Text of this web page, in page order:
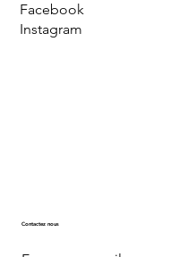
Facebook
Instagram
Contactez nous